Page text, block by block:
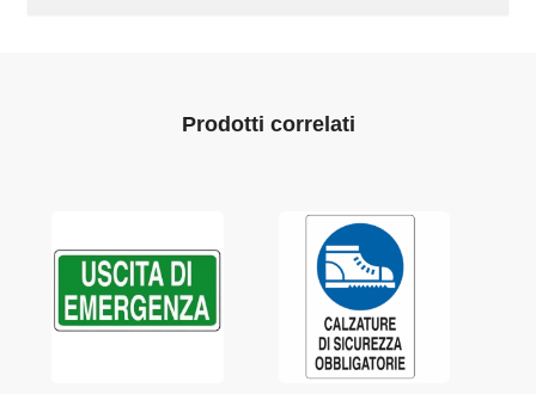
Prodotti correlati